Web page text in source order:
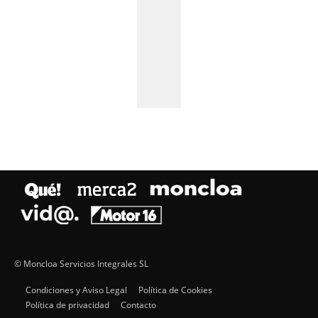
© Moncloa Servicios Integrales SL
Condiciones y Aviso Legal
Política de Cookies
Política de privacidad
Contacto